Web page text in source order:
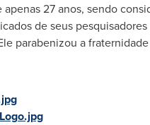
27 anos, sendo
de seus
parabenizou a